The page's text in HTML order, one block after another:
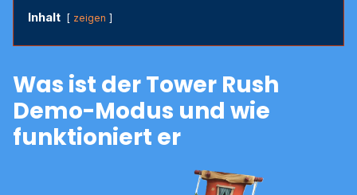
Inhalt zeigen
Was ist der Tower Rush
Demo-Modus und wie
funktioniert er